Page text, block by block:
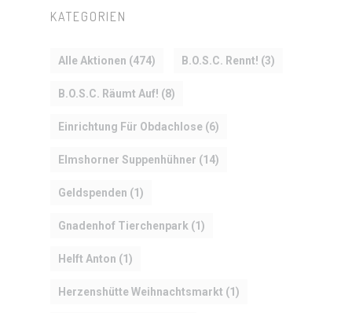
KATEGORIEN
Alle Aktionen (474) B.O.S.C. Rennt! (3)
B.O.S.C. Räumt Auf! (8)
Einrichtung Für Obdachlose (6)
Elmshorner Suppenhühner (14)
Geldspenden (1)
Gnadenhof Tierchenpark (1)
Helft Anton (1)
Herzenshütte Weihnachtsmarkt (1)